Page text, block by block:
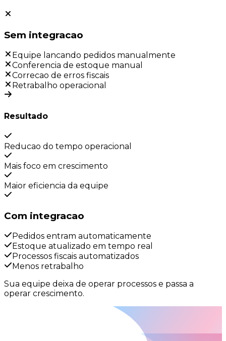
Sem integracao
Equipe lancando pedidos manualmente
Conferencia de estoque manual
Correcao de erros fiscais
Retrabalho operacional
Resultado
Reducao do tempo operacional
Mais foco em crescimento
Maior eficiencia da equipe
Com integracao
Pedidos entram automaticamente
Estoque atualizado em tempo real
Processos fiscais automatizados
Menos retrabalho
Sua equipe deixa de operar processos e passa a
operar crescimento.